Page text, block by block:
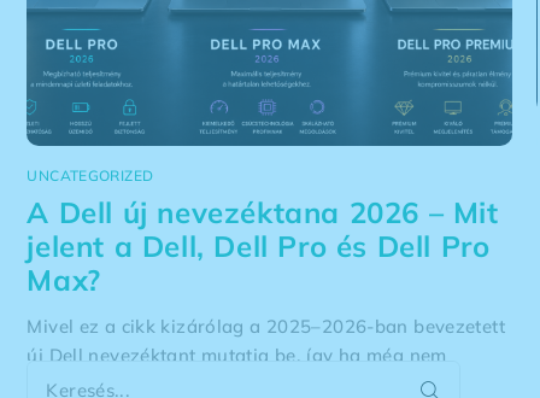
UNCATEGORIZED
A Dell új nevezéktana 2026 – Mit
jelent a Dell, Dell Pro és Dell Pro
Max?
Mivel ez a cikk kizárólag a 2025–2026-ban bevezetett
új Dell nevezéktant mutatja be, így ha még nem
ismered a Dell korábbi notebook sorozatait (Latitude,